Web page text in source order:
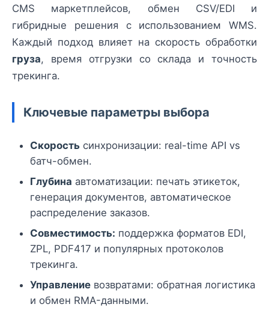
CMS маркетплейсов, обмен CSV/EDI и
гибридные решения с использованием WMS.
Каждый подход влияет на скорость обработки
груза, время отгрузки со склада и точность
трекинга.
Ключевые параметры выбора
Скорость синхронизации: real-time API vs
батч-обмен.
Глубина автоматизации: печать этикеток,
генерация документов, автоматическое
распределение заказов.
Совместимость: поддержка форматов EDI,
ZPL, PDF417 и популярных протоколов
трекинга.
Управление возвратами: обратная логистика
и обмен RMA-данными.